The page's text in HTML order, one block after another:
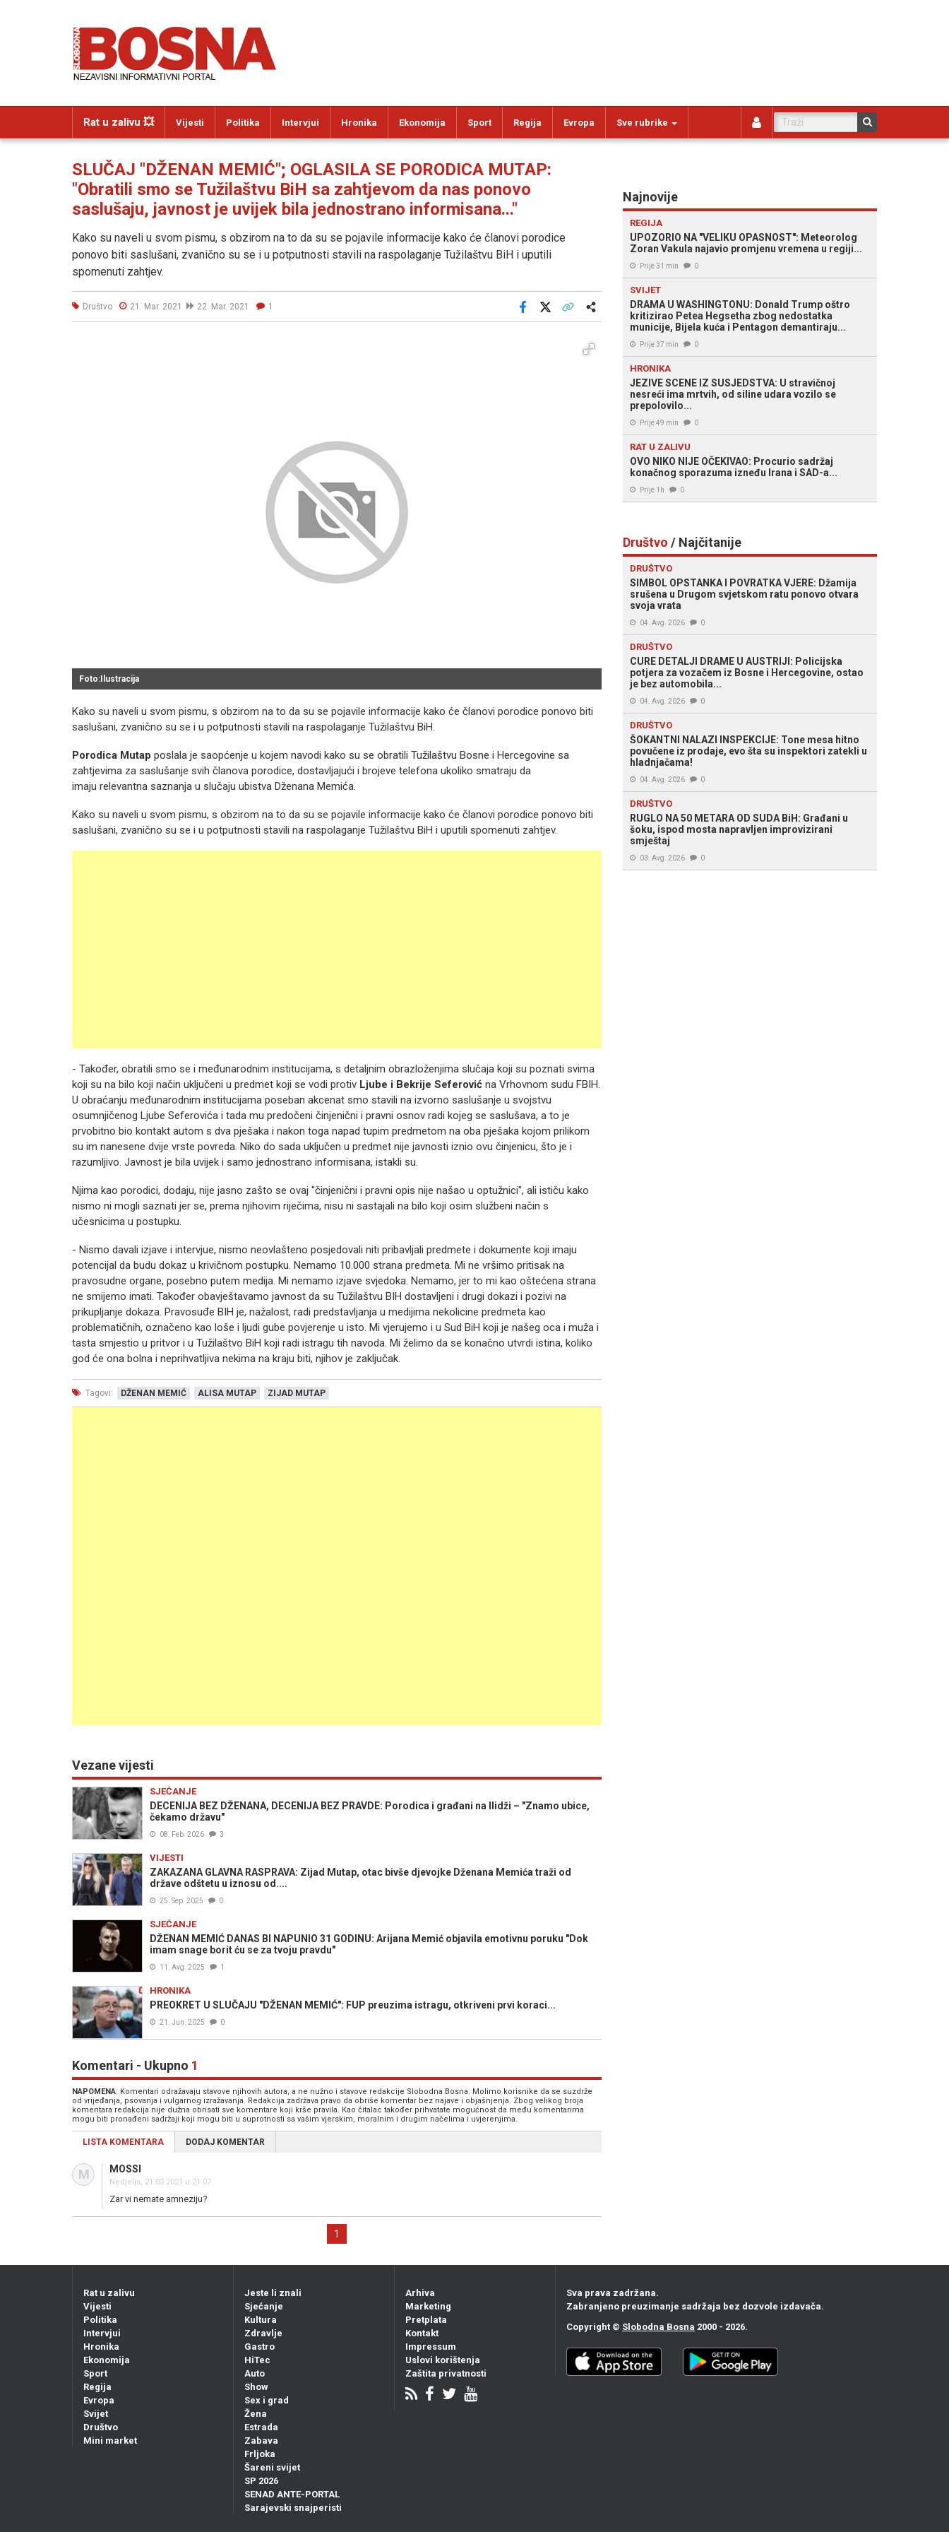
Rat u zalivu 💥 Vijesti Politika Intervjui Hronika Ekonomija Sport Regija Evropa Sve rubrike
SLUČAJ "DŽENAN MEMIĆ"; OGLASILA SE PORODICA MUTAP:
"Obratili smo se Tužilaštvu BiH sa zahtjevom da nas ponovo
saslušaju, javnost je uvijek bila jednostrano informisana..."
Kako su naveli u svom pismu, s obzirom na to da su se pojavile informacije kako će članovi porodice
ponovo biti saslušani, zvanično su se i u potputnosti stavili na raspolaganje Tužilaštvu BiH i uputili
spomenuti zahtjev.
Društvo 21. Mar. 2021 22. Mar. 2021 1
Facebook
Foto:Ilustracija
Kako su naveli u svom pismu, s obzirom na to da su se pojavile informacije kako će članovi porodice ponovo biti
saslušani, zvanično su se i u potputnosti stavili na raspolaganje Tužilaštvu BiH.
Porodica Mutap poslala je saopćenje u kojem navodi kako su se obratili Tužilaštvu Bosne i Hercegovine sa
zahtjevima za saslušanje svih članova porodice, dostavljajući i brojeve telefona ukoliko smatraju da
imaju relevantna saznanja u slučaju ubistva Dženana Memića.
Kako su naveli u svom pismu, s obzirom na to da su se pojavile informacije kako će članovi porodice ponovo biti
saslušani, zvanično su se i u potputnosti stavili na raspolaganje Tužilaštvu BiH i uputili spomenuti zahtjev.
- Također, obratili smo se i međunarodnim institucijama, s detaljnim obrazloženjima slučaja koji su poznati svima
koji su na bilo koji način uključeni u predmet koji se vodi protiv Ljube i Bekrije Seferović na Vrhovnom sudu FBIH.
U obraćanju međunarodnim institucijama poseban akcenat smo stavili na izvorno saslušanje u svojstvu
osumnjičenog Ljube Seferovića i tada mu predočeni činjenični i pravni osnov radi kojeg se saslušava, a to je
prvobitno bio kontakt autom s dva pješaka i nakon toga napad tupim predmetom na oba pješaka kojom prilikom
su im nanesene dvije vrste povreda. Niko do sada uključen u predmet nije javnosti iznio ovu činjenicu, što je i
razumljivo. Javnost je bila uvijek i samo jednostrano informisana, istakli su.
Njima kao porodici, dodaju, nije jasno zašto se ovaj "činjenični i pravni opis nije našao u optužnici", ali ističu kako
nismo ni mogli saznati jer se, prema njihovim riječima, nisu ni sastajali na bilo koji osim službeni način s
učesnicima u postupku.
- Nismo davali izjave i intervjue, nismo neovlašteno posjedovali niti pribavljali predmete i dokumente koji imaju
potencijal da budu dokaz u krivičnom postupku. Nemamo 10.000 strana predmeta. Mi ne vršimo pritisak na
pravosudne organe, posebno putem medija. Mi nemamo izjave svjedoka. Nemamo, jer to mi kao oštećena strana
ne smijemo imati. Također obavještavamo javnost da su Tužilaštvu BIH dostavljeni i drugi dokazi i pozivi na
prikupljanje dokaza. Pravosuđe BIH je, nažalost, radi predstavljanja u medijima nekolicine predmeta kao
problematičnih, označeno kao loše i ljudi gube povjerenje u isto. Mi vjerujemo i u Sud BiH koji je našeg oca i muža i
tasta smjestio u pritvor i u Tužilaštvo BiH koji radi istragu tih navoda. Mi želimo da se konačno utvrdi istina, koliko
god će ona bolna i neprihvatljiva nekima na kraju biti, njihov je zaključak.
Tagovi: DŽENAN MEMIĆ ALISA MUTAP ZIJAD MUTAP
Vezane vijesti
SJEĆANJE
DECENIJA BEZ DŽENANA, DECENIJA BEZ PRAVDE: Porodica i građani na Ilidži – "Znamo ubice,
čekamo državu"
08. Feb. 2026 3
VIJESTI
ZAKAZANA GLAVNA RASPRAVA: Zijad Mutap, otac bivše djevojke Dženana Memića traži od
države odštetu u iznosu od....
25. Sep. 2025 0
SJEĆANJE
DŽENAN MEMIĆ DANAS BI NAPUNIO 31 GODINU: Arijana Memić objavila emotivnu poruku "Dok
imam snage borit ću se za tvoju pravdu"
11. Avg. 2025 1
HRONIKA
PREOKRET U SLUČAJU "DŽENAN MEMIĆ": FUP preuzima istragu, otkriveni prvi koraci...
21. Jun. 2025 0
Komentari - Ukupno 1
NAPOMENA: Komentari odražavaju stavove njihovih autora, a ne nužno i stavove redakcije Slobodna Bosna. Molimo korisnike da se suzdrže
od vrijeđanja, psovanja i vulgarnog izražavanja. Redakcija zadržava pravo da obriše komentar bez najave i objašnjenja. Zbog velikog broja
komentara redakcija nije dužna obrisati sve komentare koji krše pravila. Kao čitalac također prihvatate mogućnost da među komentarima
mogu biti pronađeni sadržaji koji mogu biti u suprotnosti sa vašim vjerskim, moralnim i drugim načelima i uvjerenjima.
LISTA KOMENTARA DODAJ KOMENTAR
M MOSSI
Nedjelja, 21.03.2021 u 21:07
Zar vi nemate amneziju?
1
Najnovije
REGIJA
UPOZORIO NA "VELIKU OPASNOST": Meteorolog
Zoran Vakula najavio promjenu vremena u regiji...
Prije 31 min 0
SVIJET
DRAMA U WASHINGTONU: Donald Trump oštro
kritizirao Petea Hegsetha zbog nedostatka
municije, Bijela kuća i Pentagon demantiraju...
Prije 37 min 0
HRONIKA
JEZIVE SCENE IZ SUSJEDSTVA: U stravičnoj
nesreći ima mrtvih, od siline udara vozilo se
prepolovilo...
Prije 49 min 0
RAT U ZALIVU
OVO NIKO NIJE OČEKIVAO: Procurio sadržaj
konačnog sporazuma izneđu Irana i SAD-a...
Prije 1h 0
Društvo / Najčitanije
DRUŠTVO
SIMBOL OPSTANKA I POVRATKA VJERE: Džamija
srušena u Drugom svjetskom ratu ponovo otvara
svoja vrata
04. Avg. 2026 0
DRUŠTVO
CURE DETALJI DRAME U AUSTRIJI: Policijska
potjera za vozačem iz Bosne i Hercegovine, ostao
je bez automobila...
04. Avg. 2026 0
DRUŠTVO
ŠOKANTNI NALAZI INSPEKCIJE: Tone mesa hitno
povučene iz prodaje, evo šta su inspektori zatekli u
hladnjačama!
04. Avg. 2026 0
DRUŠTVO
RUGLO NA 50 METARA OD SUDA BiH: Građani u
šoku, ispod mosta napravljen improvizirani
smještaj
03. Avg. 2026 0
Rat u zalivu
Vijesti
Politika
Intervjui
Hronika
Ekonomija
Sport
Regija
Evropa
Svijet
Društvo
Mini market
Jeste li znali
Sjećanje
Kultura
Zdravlje
Gastro
HiTec
Auto
Show
Sex i grad
Žena
Estrada
Zabava
Frljoka
Šareni svijet
SP 2026
SENAD ANTE-PORTAL
Sarajevski snajperisti
Arhiva
Marketing
Pretplata
Kontakt
Impressum
Uslovi korištenja
Zaštita privatnosti
Sva prava zadržana.
Zabranjeno preuzimanje sadržaja bez dozvole izdavača.
Copyright © Slobodna Bosna 2000 - 2026.